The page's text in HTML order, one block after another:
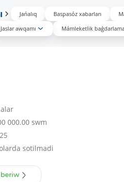
Jańalıq Baspasóz xabarları
Jaslar awqamı Mámleketlik
000.00 swm
sotilmadi